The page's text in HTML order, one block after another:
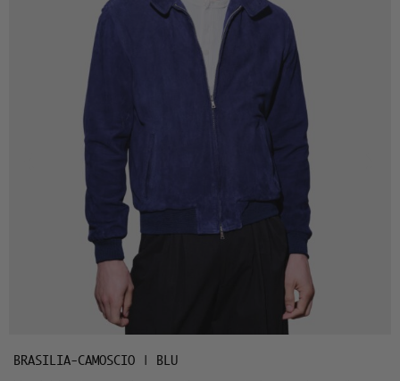
BRASILIA-CAMOSCIO | BLU